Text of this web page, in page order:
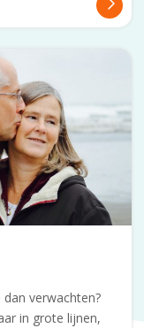
verwachten?
in grote lijnen,